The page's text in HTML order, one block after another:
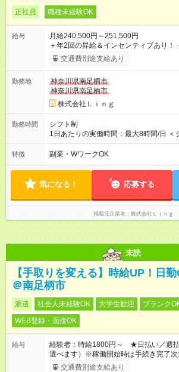
正社員 職種未経験OK
給与
月給240,500円～251,500円
＋年2回の昇給＆インセンティブあり！ ＜月収例＞ 240，500円
～＋インセンティブ＋賞与＋諸手当 ◎経験・能力を考慮し、決
定します。 ◎残業が発生した場合は、
評価するため、年2回の昇給機会を設け
目標の達成に応じてインセンティブを支
得られる達成感は格別です♪ また、「家電アドバイザー」などの
資格を取得すれば、資格手当も支給。
プに繋がる環境です！ 【試用期間】試用期間あり 試用期間の長
さ：3ヶ月 ※ 雇用形態と給与に、本採用
す。
交通費別途支給あり
勤務地
神奈川県南足柄市
神奈川県南足柄市
株式会社Ｌｉｎｇ
勤務時間
シフト制
1日あたりの実働時間：最大8時間/日 ＜シフト例＞ 【早番】
10:00～19:00 【遅番】12:00～21:00 ◎それぞれのご事情に合わ
せて、できるだけシフトも調整します！ ＼残業はありません！
頭、大切な人たちと過ごすなど、プラ
にしながらご活躍いただけます♪
特徴 副業・WワークOK
気になる！ 応募する
掲載元企業名 株式会社Ｌｉｎｇ
未読
【手取りを変える】時給UP！日
＠南足柄市
派遣 社会人未経験OK 大学生歓迎
ブランク
WEB登録・面接OK
給与
経験者：時給1800円～ ★日払い／週
選べます）※稼働開始時は手続き完了
す。交通費別途支給あり